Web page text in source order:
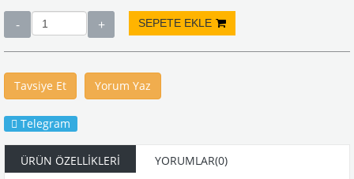
Tavsiye Et Yorum Yaz
Telegram
ÜRÜN ÖZELLIKLERI YORUMLAR(0)